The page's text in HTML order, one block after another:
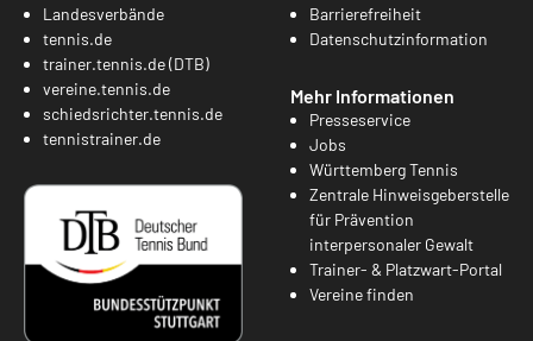
Landesverbände
tennis.de
trainer.tennis.de (DTB)
vereine.tennis.de
schiedsrichter.tennis.de
tennistrainer.de
Barrierefreiheit
Datenschutzinformation
Mehr Informationen
Presseservice
Jobs
Württemberg Tennis
Zentrale Hinweisgeberstelle
für Prävention
interpersonaler Gewalt
Trainer- & Platzwart-Portal
Vereine finden